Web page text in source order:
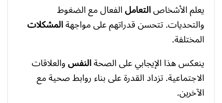
يعلم الأشخاصالتعاملالفعال مع الضغوط
والتحديات. تتحسن قدراتهم على مواجهةالمشكلات
المختلفة.
ينعكس هذا الإيجابي على الصحةالنفسوالعلاقات
الاجتماعية. تزداد القدرة على بناء روابط صحية مع
الآخرين.